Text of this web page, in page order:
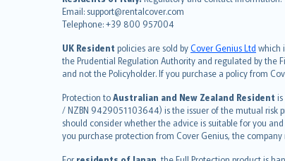
Email: support@rentalcover.com
Telephone: +39 800 957004
UK Resident policies are sold byCover Genius Ltd which
the Prudential Regulation Authority and regulated by the
and not the Policyholder. If you purchase a policy from
Protection toAustralian and New Zealand Resident is
/ NZBN 9429051103644) is the issuer of the mutual risk
should consider whether the advice is suitable for you
you purchase protection from Cover Genius, the
español
italiano
简体中文
繁體中文
Português
polski
עברית
Português
svenska